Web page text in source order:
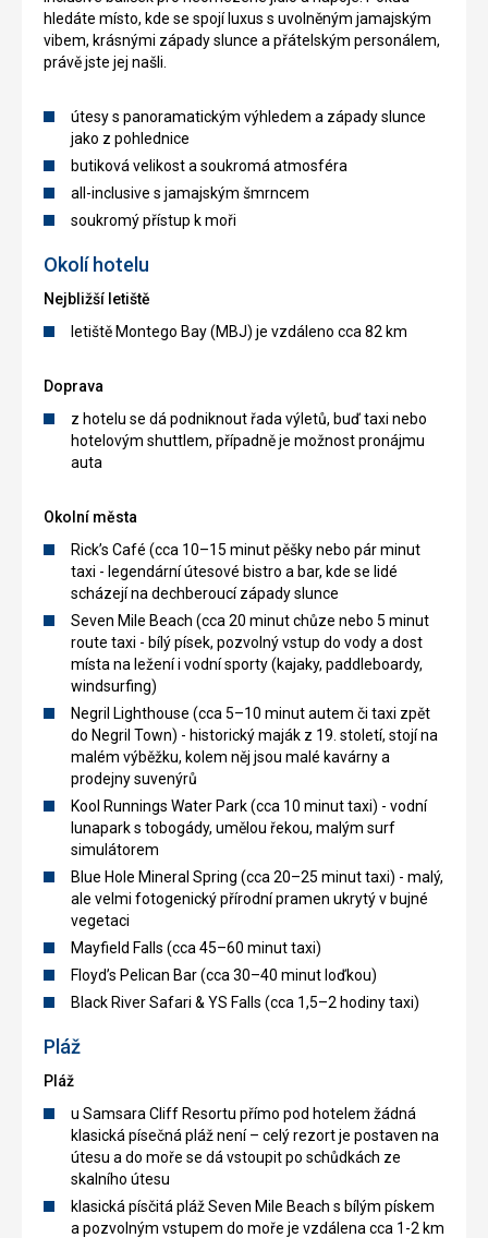
hledáte místo, kde se spojí luxus s uvolněným jamajským
vibem, krásnými západy slunce a přátelským personálem,
právě jste jej našli.
útesy s panoramatickým výhledem a západy slunce
jako z pohlednice
butiková velikost a soukromá atmosféra
all-inclusive s jamajským šmrncem
soukromý přístup k moři
Okolí hotelu
Nejbližší letiště
letiště Montego Bay (MBJ) je vzdáleno cca 82 km
Doprava
z hotelu se dá podniknout řada výletů, buď taxi nebo
hotelovým shuttlem, případně je možnost pronájmu
auta
Okolní města
Rick’s Café (cca 10–15 minut pěšky nebo pár minut
taxi - legendární útesové bistro a bar, kde se lidé
scházejí na dechberoucí západy slunce
Seven Mile Beach (cca 20 minut chůze nebo 5 minut
route taxi - bílý písek, pozvolný vstup do vody a dost
místa na ležení i vodní sporty (kajaky, paddleboardy,
windsurfing)
Negril Lighthouse (cca 5–10 minut autem či taxi zpět
do Negril Town) - historický maják z 19. století, stojí na
malém výběžku, kolem něj jsou malé kavárny a
prodejny suvenýrů
Kool Runnings Water Park (cca 10 minut taxi) - vodní
lunapark s tobogády, umělou řekou, malým surf
simulátorem
Blue Hole Mineral Spring (cca 20–25 minut taxi) - malý,
ale velmi fotogenický přírodní pramen ukrytý v bujné
vegetaci
Mayfield Falls (cca 45–60 minut taxi)
Floyd’s Pelican Bar (cca 30–40 minut loďkou)
Black River Safari & YS Falls (cca 1,5–2 hodiny taxi)
Pláž
Pláž
u Samsara Cliff Resortu přímo pod hotelem žádná
klasická písečná pláž není – celý rezort je postaven na
útesu a do moře se dá vstoupit po schůdkách ze
skalního útesu
klasická písčitá pláž Seven Mile Beach s bílým pískem
a pozvolným vstupem do moře je vzdálena cca 1-2 km